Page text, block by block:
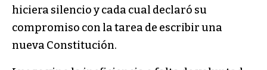
hiciera silencio y cada cual declaró su
compromiso con la tarea de escribir una
nueva Constitución.